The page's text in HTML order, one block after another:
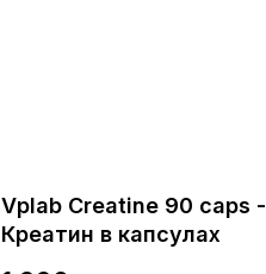
Vplab Creatine 90 caps -
Креатин в капсулах